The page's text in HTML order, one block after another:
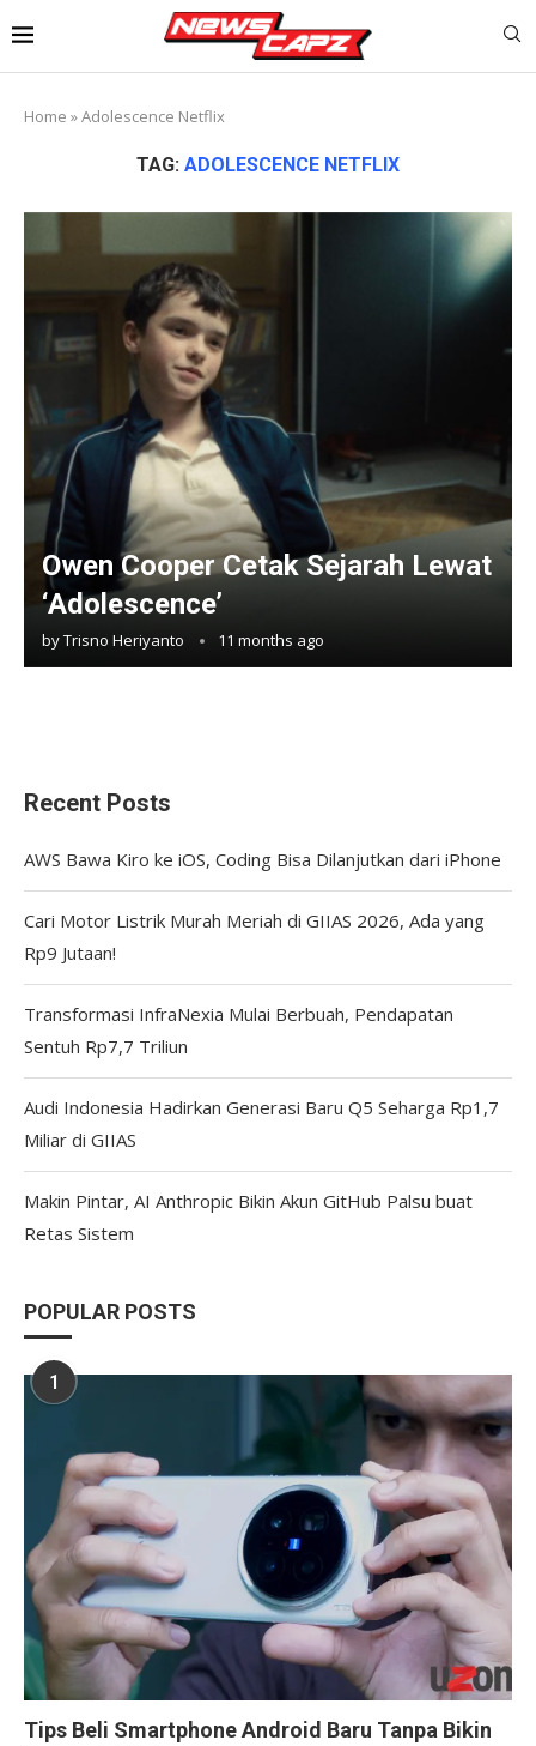
Home »Adolescence Netflix
TAG: ADOLESCENCE NETFLIX
Owen Cooper Cetak Sejarah Lewat
‘Adolescence’
byTrisno Heriyanto 11 months ago
Recent Posts
AWS Bawa Kiro ke iOS, Coding Bisa Dilanjutkan dari iPhone
Cari Motor Listrik Murah Meriah di GIIAS 2026, Ada yang
Rp9 Jutaan!
Transformasi InfraNexia Mulai Berbuah, Pendapatan
Sentuh Rp7,7 Triliun
Audi Indonesia Hadirkan Generasi Baru Q5 Seharga Rp1,7
Miliar di GIIAS
Makin Pintar, AI Anthropic Bikin Akun GitHub Palsu buat
Retas Sistem
POPULAR POSTS
1
Tips Beli Smartphone Android Baru Tanpa Bikin